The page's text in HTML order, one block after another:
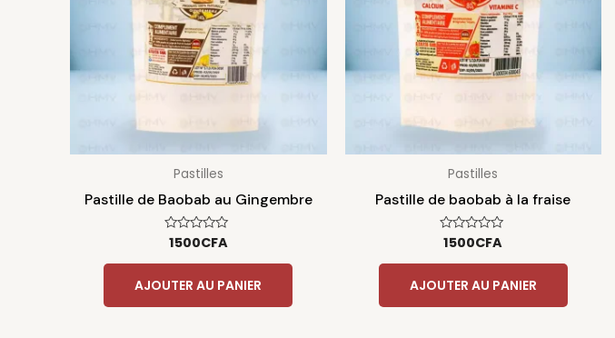
Pastilles
Pastille de Baobab au Gingembre
Note
sur
1500CFA
AJOUTER AU PANIER
Pastilles
Pastille de baobab à la fraise
Note
sur
1500CFA
AJOUTER AU PANIER